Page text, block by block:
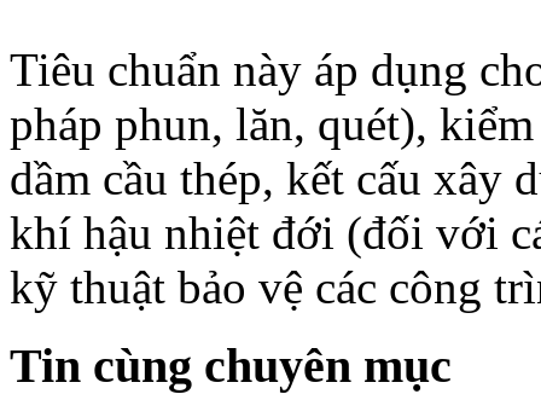
Tiêu chuẩn này áp dụng
pháp phun, lăn, quét),
dầm cầu thép, kết cấu xây
khí hậu nhiệt đới (đối với
kỹ thuật bảo vệ các công
Tin cùng chuyên mục